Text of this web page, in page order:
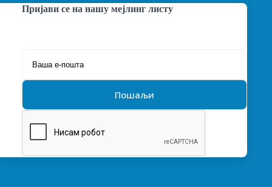
Пријави се на нашу мејлинг листу